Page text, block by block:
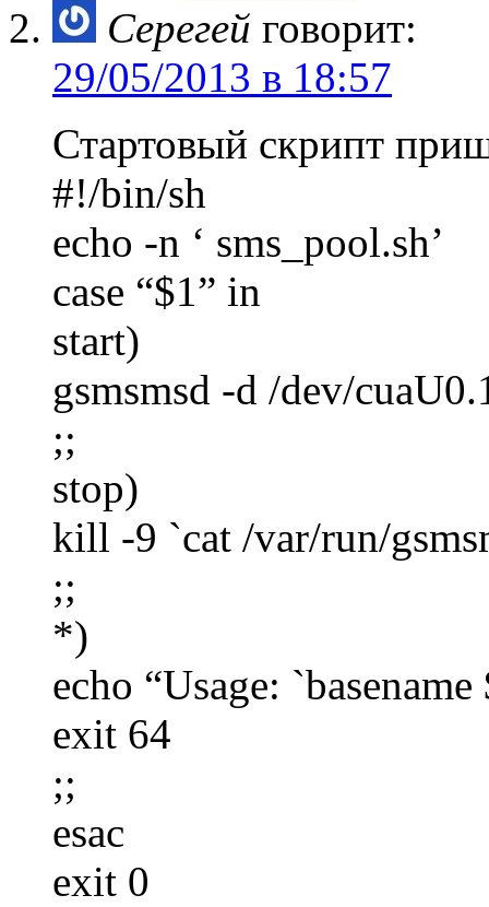
Серегей говорит:
29/05/2013 в 18:57
Стартовый скрипт
#!/bin/sh
echo -n ‘ sms_pool.sh’
case “$1” in
start)
gsmsmsd -d /dev/
;;
stop)
kill -9 `cat /var/run/
;;
*)
echo “Usage:
exit 64
;;
esac
exit 0